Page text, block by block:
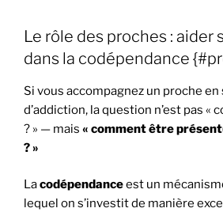
Le rôle des proches : aider
dans la codépendance
Si vous accompagnez un proche
d’addiction, la question n’est pas «
? » — mais « comment être
? »
Lacodépendanceest un
lequel on s’investit de manière